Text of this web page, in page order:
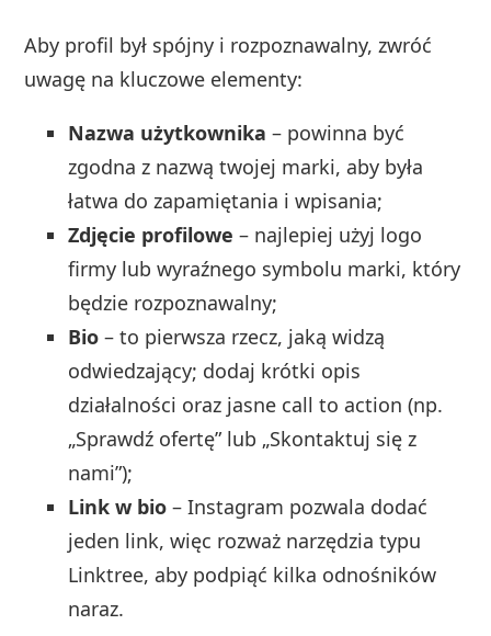
Aby profil był spójny i rozpoznawalny, zwróć
uwagę na kluczowe elementy:
Nazwa użytkownika – powinna być
zgodna z nazwą twojej marki, aby była
łatwa do zapamiętania i wpisania;
Zdjęcie profilowe – najlepiej użyj logo
firmy lub wyraźnego symbolu marki, który
będzie rozpoznawalny;
Bio – to pierwsza rzecz, jaką widzą
odwiedzający; dodaj krótki opis
działalności oraz jasne call to action (np.
„Sprawdź ofertę” lub „Skontaktuj się z
nami”);
Link w bio – Instagram pozwala dodać
jeden link, więc rozważ narzędzia typu
Linktree, aby podpiąć kilka odnośników
naraz.